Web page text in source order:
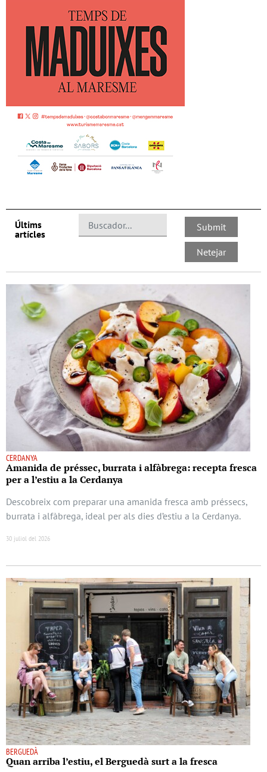
Últims
artícles
CERDANYA
Amanida de préssec, burrata i alfàbrega: recepta fresca
per a l’estiu a la Cerdanya
Descobreix com preparar una amanida fresca amb préssecs,
burrata i alfàbrega, ideal per als dies d’estiu a la Cerdanya.
30 juliol del 2026
BERGUEDÀ
Quan arriba l’estiu, el Berguedà surt a la fresca